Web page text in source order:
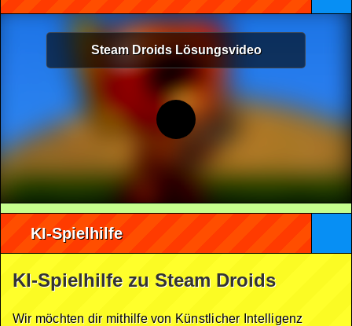
Steam Droids Lösungsvideo
KI-Spielhilfe
KI-Spielhilfe zu Steam Droids
Wir möchten dir mithilfe von Künstlicher Intelligenz